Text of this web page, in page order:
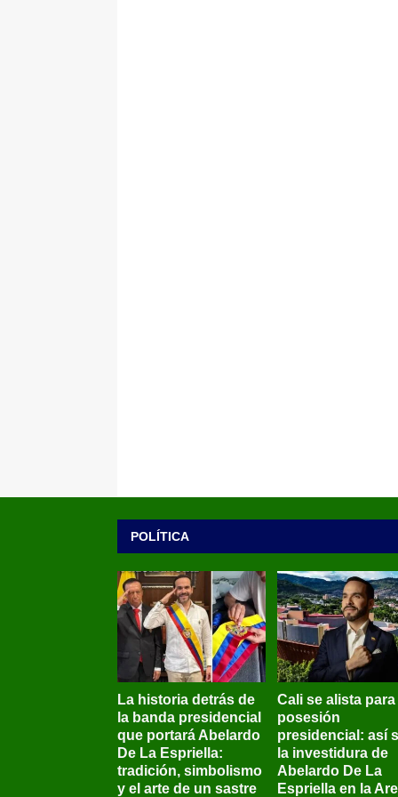
POLÍTICA
La historia detrás de
la banda presidencial
que portará Abelardo
De La Espriella:
tradición, simbolismo
y el arte de un sastre
Cali se alista para
posesión
presidencial: así
la investidura de
Abelardo De La
Espriella en la